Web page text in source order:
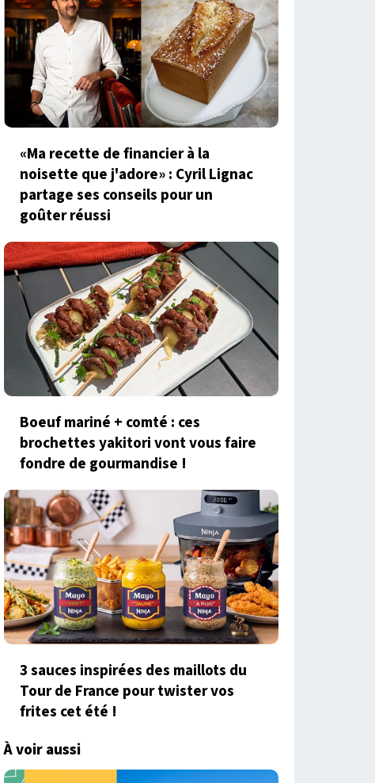
«Ma recette de financier à la
noisette que j'adore» : Cyril Lignac
partage ses conseils pour un
goûter réussi
Boeuf mariné + comté : ces
brochettes yakitori vont vous faire
fondre de gourmandise !
3 sauces inspirées des maillots du
Tour de France pour twister vos
frites cet été !
À voir aussi